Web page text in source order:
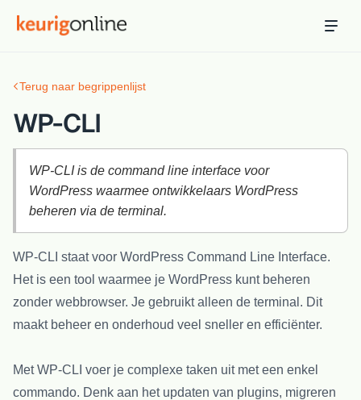
Hosting
Hosting & servers
Domeinnaam
Registreer je domein
Ondersteuning
Ontdek
Blog & tools
Webmail
Terug naar begrippenlijst
WP-CLI
WP-CLI is de command line interface voor
WordPress waarmee ontwikkelaars WordPress
beheren via de terminal.
WP-CLI staat voor WordPress Command Line Interface.
Het is een tool waarmee je WordPress kunt beheren
zonder webbrowser. Je gebruikt alleen de terminal. Dit
maakt beheer en onderhoud veel sneller en efficiënter.
Met WP-CLI voer je complexe taken uit met een enkel
commando. Denk aan het updaten van plugins, migreren